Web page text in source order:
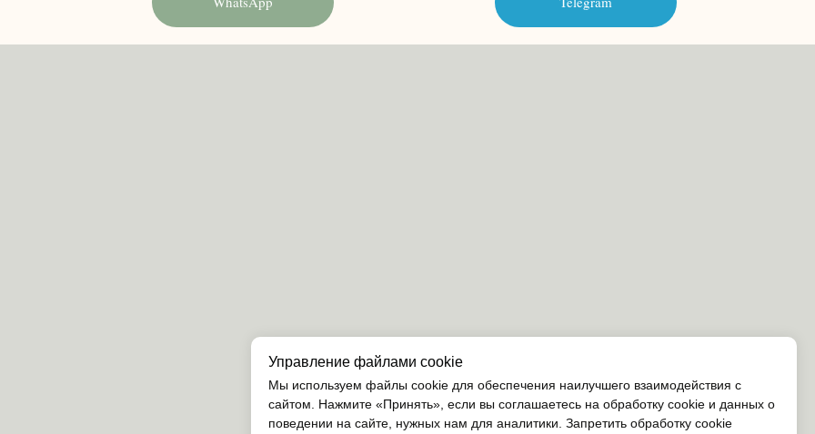
Управление файлами cookie
Мы используем файлы cookie для обеспечения наилучшего взаимодействия с
сайтом. Нажмите «Принять», если вы соглашаетесь на обработку cookie и данных о
поведении на сайте, нужных нам для аналитики. Запретить обработку cookie